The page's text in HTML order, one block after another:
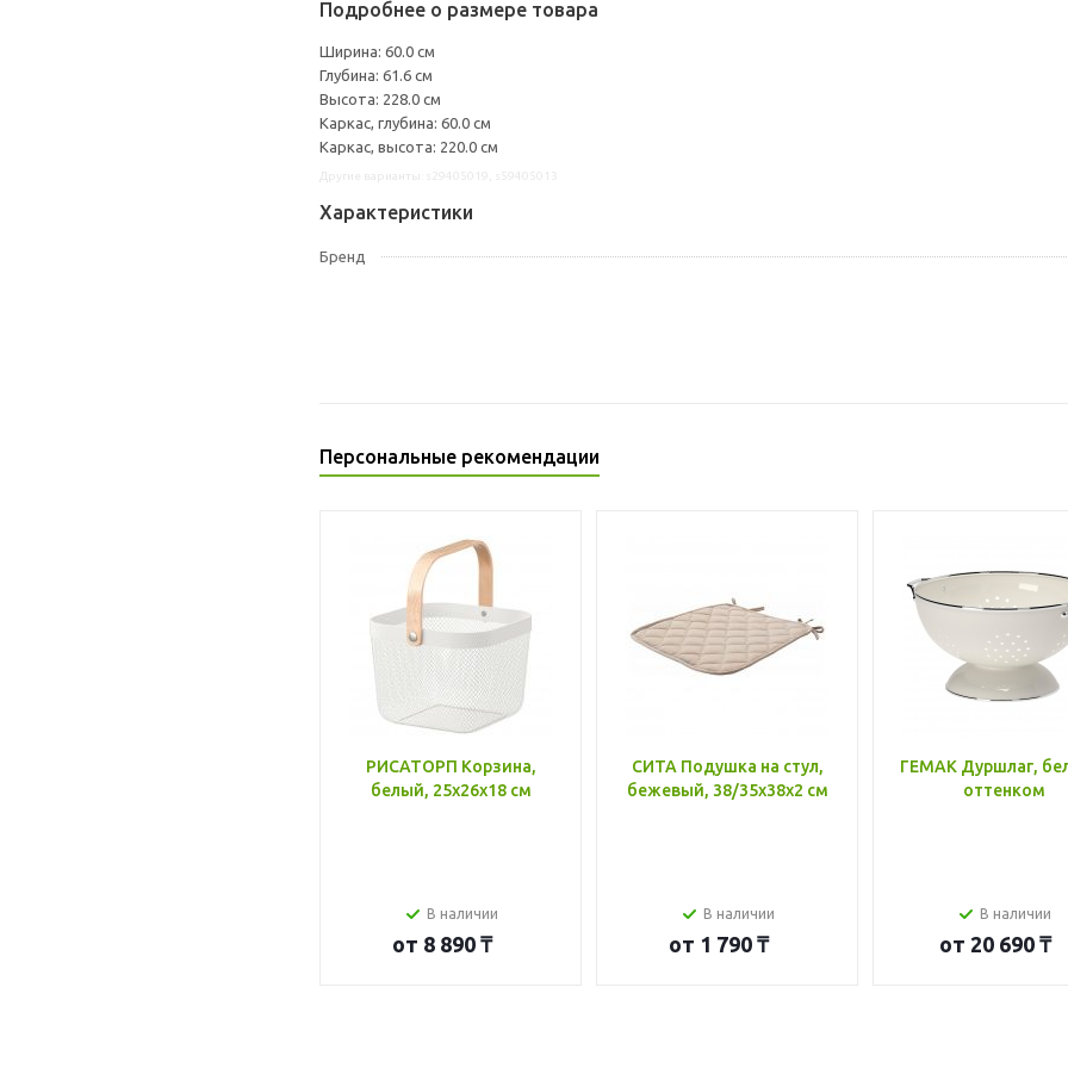
Подробнее о размере товара
Ширина: 60.0 см
Глубина: 61.6 см
Высота: 228.0 см
Каркас, глубина: 60.0 см
Каркас, высота: 220.0 см
Характеристики
Бренд
Персональные рекомендации
РИСАТОРП Корзина,
белый, 25x26x18 см
В наличии
от 8 890 ₸
СИТА Подушка на стул,
бежевый, 38/35x38x2 см
В наличии
от 1 790 ₸
ГЕМАК Дуршлаг,
оттенком
В наличии
от 20 690 ₸